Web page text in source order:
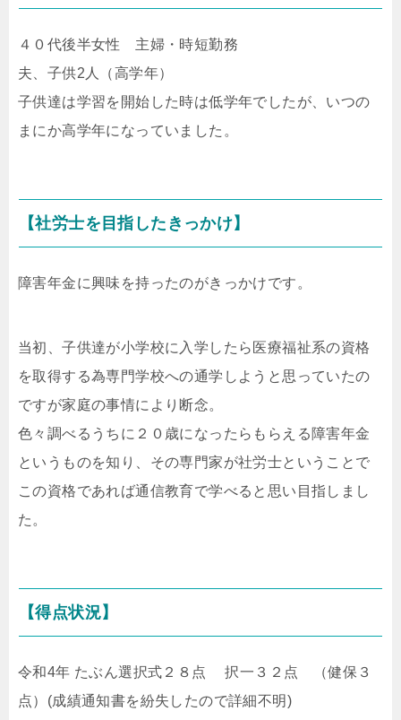
４０代後半女性 主婦・時短勤務
夫、子供2人（高学年）
子供達は学習を開始した時は低学年でしたが、いつの
まにか高学年になっていました。
【社労士を目指したきっかけ】
障害年金に興味を持ったのがきっかけです。
当初、子供達が小学校に入学したら医療福祉系の資格
を取得する為専門学校への通学しようと思っていたの
ですが家庭の事情により断念。
色々調べるうちに２０歳になったらもらえる障害年金
というものを知り、その専門家が社労士ということで
この資格であれば通信教育で学べると思い目指しまし
た。
【得点状況】
令和4年 たぶん選択式２８点 択一３２点 （健保３
点）(成績通知書を紛失したので詳細不明)